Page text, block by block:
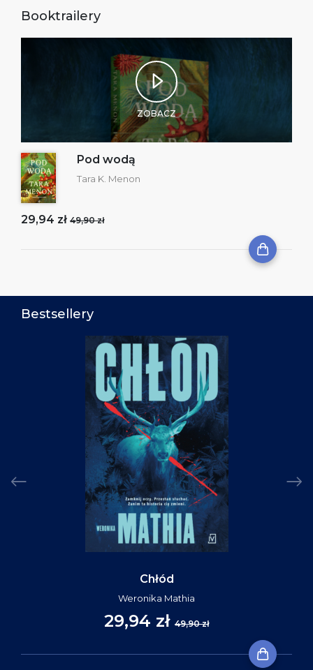
Booktrailery
ZOBACZ
Pod wodą
Tara K. Menon
29,94 zł 49,90 zł
Bestsellery
Chłód
Weronika Mathia
29,94 zł 49,90 zł